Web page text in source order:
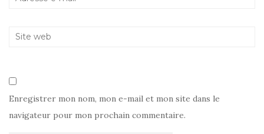
Enregistrer mon nom, mon e-mail et mon site dans le
navigateur pour mon prochain commentaire.